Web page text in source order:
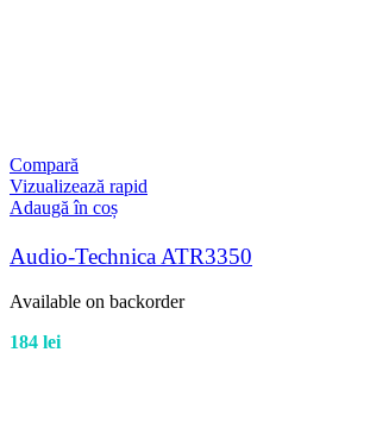
Compară
Vizualizează rapid
Adaugă în coș
Audio-Technica ATR3350
Available on backorder
184 lei